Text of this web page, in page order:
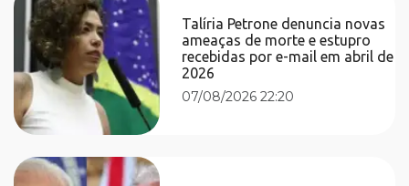
Talíria Petrone denuncia novas
ameaças de morte e estupro
recebidas por e-mail em abril de
2026
07/08/2026 22:20